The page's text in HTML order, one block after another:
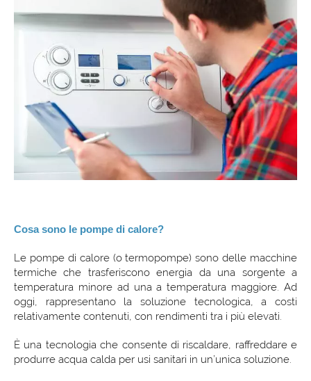
Cosa sono le pompe di calore?
Le pompe di calore (o termopompe) sono delle macchine
termiche che trasferiscono energia da una sorgente a
temperatura minore ad una a temperatura maggiore. Ad
oggi, rappresentano la soluzione tecnologica, a costi
relativamente contenuti, con rendimenti tra i più elevati.
È una tecnologia che consente di riscaldare, raffreddare e
produrre acqua calda per usi sanitari in un’unica soluzione.